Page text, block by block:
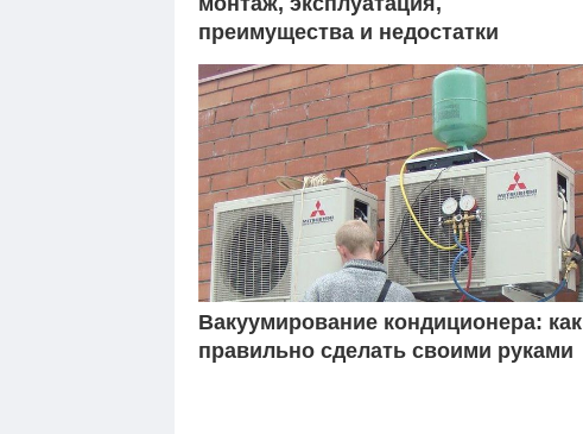
преимущества и недостатки
Вакуумирование кондиционера: как
правильно сделать своими руками